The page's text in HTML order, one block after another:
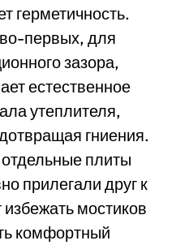
герметичность.
первых, для
зазора,
естественное
утеплителя,
гниения.
плиты
прилегали друг к
избежать мостиков
комфортный